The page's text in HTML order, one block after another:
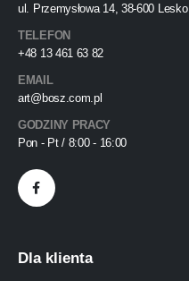
ul. Przemysłowa 14, 38-600 Lesko
TELEFON
+48 13 461 63 82
EMAIL
art@bosz.com.pl
GODZINY PRACY
Pon - Pt / 8:00 - 16:00
Dla klienta